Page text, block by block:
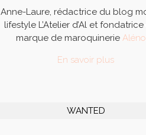
Anne-Laure, rédactrice du blog
lifestyle L’Atelier d’Al et
marque de maroquinerie
En savoir plus
WANTED